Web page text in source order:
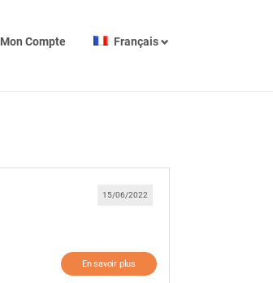
Mon Compte Français
15/06/2022
En savoir plus